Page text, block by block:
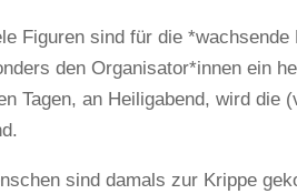
Figuren sind für die
den Organisator*innen ein
Tagen, an Heiligabend, wird
sind damals zur Krippe